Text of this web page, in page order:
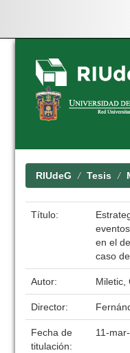
Skip
navigation
RIUdeG Tesis
Título:
en el
caso
Autor: Miletic,
Director:
Fecha de
titulación:
11-